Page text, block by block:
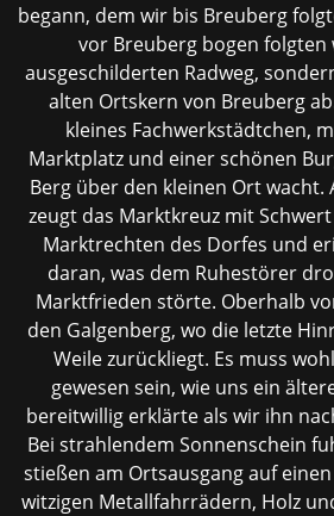
begann, dem wir bis Breuberg
vor Breuberg bogen folgten
ausgeschilderten Radweg,
alten Ortskern von Breuberg
kleines Fachwerkstädtchen,
Marktplatz und einer schönen
Berg über den kleinen Ort wacht.
zeugt das Marktkreuz mit
Marktrechten des Dorfes und
daran, was dem Ruhestörer
Marktfrieden störte. Oberhalb
den Galgenberg, wo die letzte
Weile zurückliegt. Es muss
gewesen sein, wie uns ein
bereitwillig erklärte als wir ihn
Bei strahlendem Sonnenschein
stießen am Ortsausgang auf
witzigen Metallfahrrädern, Holz